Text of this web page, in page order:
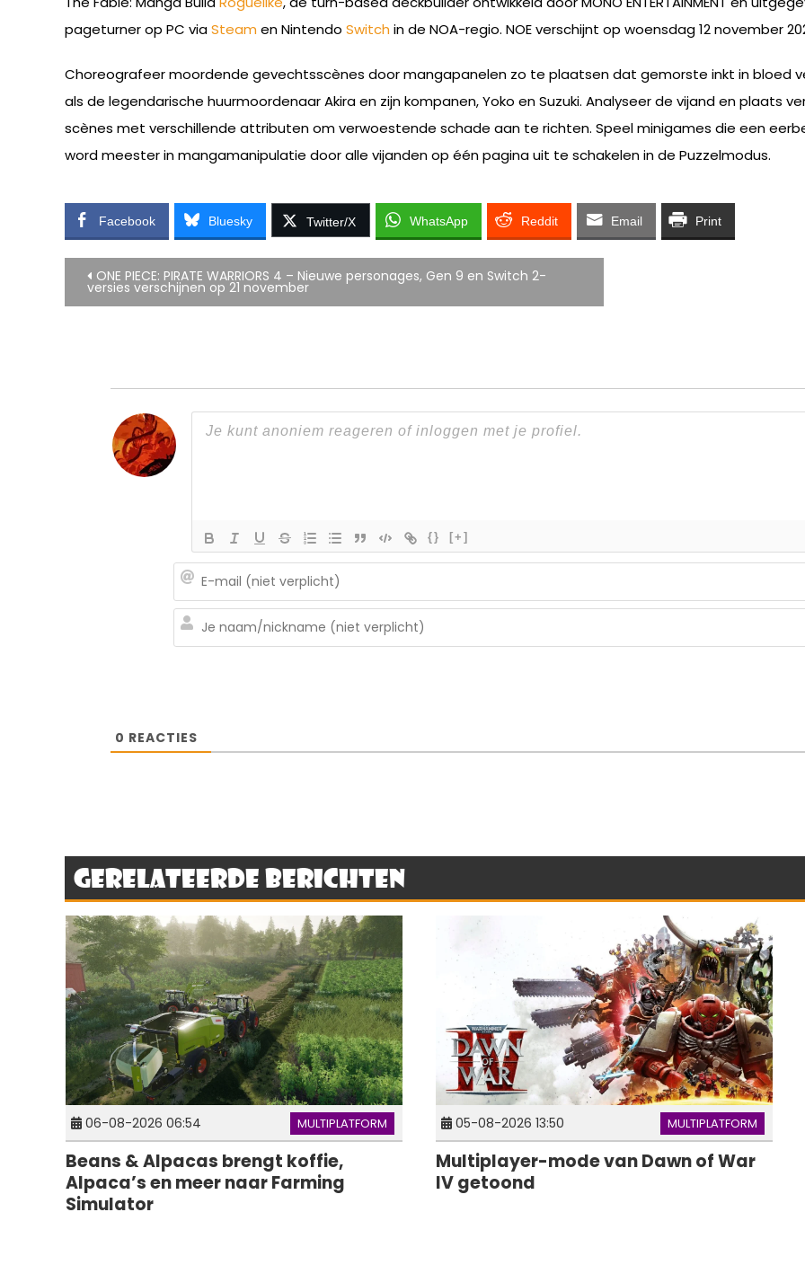
pageturner op PC viaSteam en Nintendo Switch in de NOA-regio. NOE verschijnt op woensdag 12 november
Choreografeer moordende gevechtsscènes door mangapanelen zo te plaatsen dat gemorste inkt in bloed
als de legendarische huurmoordenaar Akira en zijn kompanen, Yoko en Suzuki. Analyseer de vijand en plaats
scènes met verschillende attributen om verwoestende schade aan te richten. Speel minigames die een
word meester in mangamanipulatie door alle vijanden op één pagina uit te schakelen in de Puzzelmodus.
Facebook Bluesky Twitter/X WhatsApp Reddit Email Print
Bericht
navigatie
ONE PIECE: PIRATE WARRIORS 4 – Nieuwe personages, Gen 9 en Switch 2-
versies verschijnen op 21 november
{} [+]
0 REACTIES
Gerelateerde berichten
06-08-2026 06:54 MULTIPLATFORM
Beans & Alpacas brengt koffie,
Alpaca’s en meer naar Farming
Simulator
05-08-2026 13:50 MULTIPLATFORM
Multiplayer-mode van Dawn of War
IV getoond